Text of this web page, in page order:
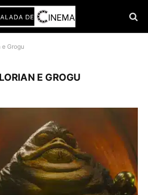
Grogu
E GROGU